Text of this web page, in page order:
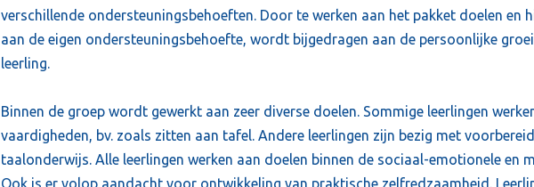
verschillende ondersteuningsbehoeften. Door te werken aan het pakket doelen en
aan de eigen ondersteuningsbehoefte, wordt bijgedragen aan de persoonlijke
leerling.
Binnen de groep wordt gewerkt aan zeer diverse doelen. Sommige leerlingen
vaardigheden, bv. zoals zitten aan tafel. Andere leerlingen zijn bezig met
taalonderwijs. Alle leerlingen werken aan doelen binnen de sociaal-emotionele en
Ook is er volop aandacht voor ontwikkeling van praktische zelfredzaamheid.